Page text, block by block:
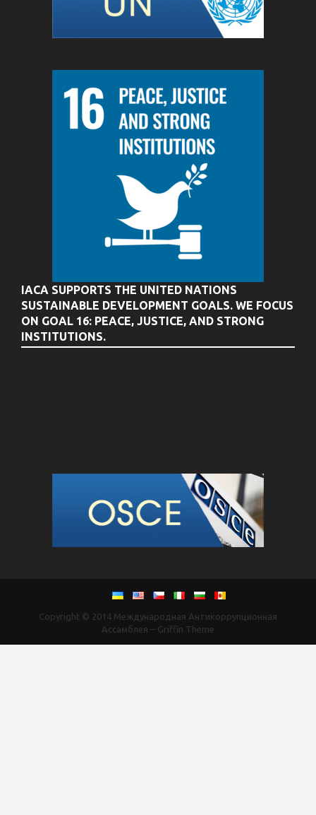
IACA SUPPORTS THE UNITED NATIONS
SUSTAINABLE DEVELOPMENT GOALS. WE FOCUS
ON GOAL 16: PEACE, JUSTICE, AND STRONG
INSTITUTIONS.
Copyright © 2014 Международная Антикоррупционная
Ассамблея – Griffin Theme